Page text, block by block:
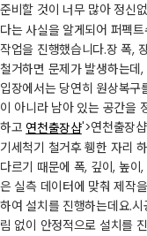
준비할 것이 너무 많아 정신
다는 사실을 알게되어 퍼펙
작업을 진행했습니다.​장 폭,
철거하면 문제가 발생하는데
입장에서는 당연히 원상복
이 아니라 남아 있는 공간을
하고 연천출장샵'>연천출장
기세척기 철거후 휑한 자리
다르기 때문에 폭, 깊이, 높
은 실측 데이터에 맞춰 제작
하여 설치를 진행하는데요.​
림 없이 안정적으로 설치를